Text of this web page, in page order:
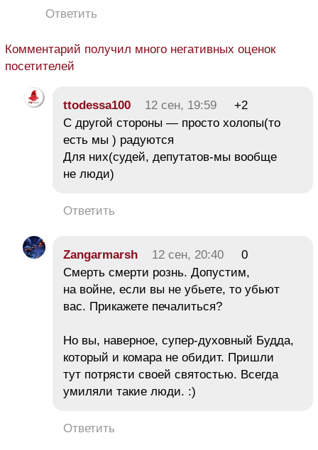
Ответить
Комментарий получил много негативных оценок
посетителей
ttodessa100 12 сен, 19:59
+2
С другой стороны — просто холопы(то
есть мы ) радуются
Для них(судей, депутатов-мы вообще
не люди)
Ответить
Zangarmarsh 12 сен, 20:40
0
Смерть смерти рознь. Допустим,
на войне, если вы не убьете, то убьют
вас. Прикажете печалиться?
Но вы, наверное, супер-духовный Будда,
который и комара не обидит. Пришли
тут потрясти своей святостью. Всегда
умиляли такие люди. :)
Ответить